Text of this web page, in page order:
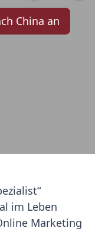
China an
im Leben
Marketing